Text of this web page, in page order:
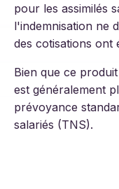
pour les assimilés
l'indemnisation ne
des cotisations ont
Bien que ce
est généralement
prévoyance
salariés (TNS).